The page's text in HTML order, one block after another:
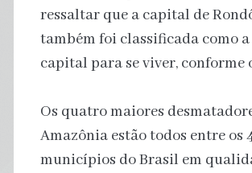
ressaltar que a capital de
também foi classificada como
capital para se viver, conforme
Os quatro maiores
Amazônia estão todos entre os
municípios do Brasil em